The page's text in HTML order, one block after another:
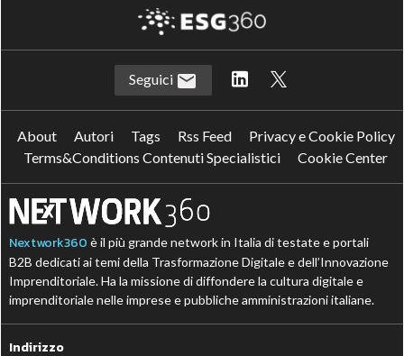
Seguici
About Autori Tags Rss Feed
Privacy e Cookie Policy
Terms&Conditions Contenuti Specialistici
Cookie Center
Nextwork360 è il più grande network in Italia di testate e portali
B2B dedicati ai temi della Trasformazione Digitale e dell’Innovazione
Imprenditoriale. Ha la missione di diffondere la cultura digitale e
imprenditoriale nelle imprese e pubbliche amministrazioni italiane.
Indirizzo